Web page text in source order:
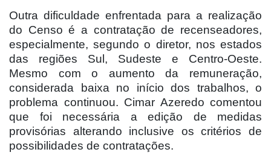
Outra dificuldade enfrentada para a realização
do Censo é a contratação de recenseadores,
especialmente, segundo o diretor, nos estados
das regiões Sul, Sudeste e Centro-Oeste.
Mesmo com o aumento da remuneração,
considerada baixa no início dos trabalhos, o
problema continuou. Cimar Azeredo comentou
que foi necessária a edição de medidas
provisórias alterando inclusive os critérios de
possibilidades de contratações.